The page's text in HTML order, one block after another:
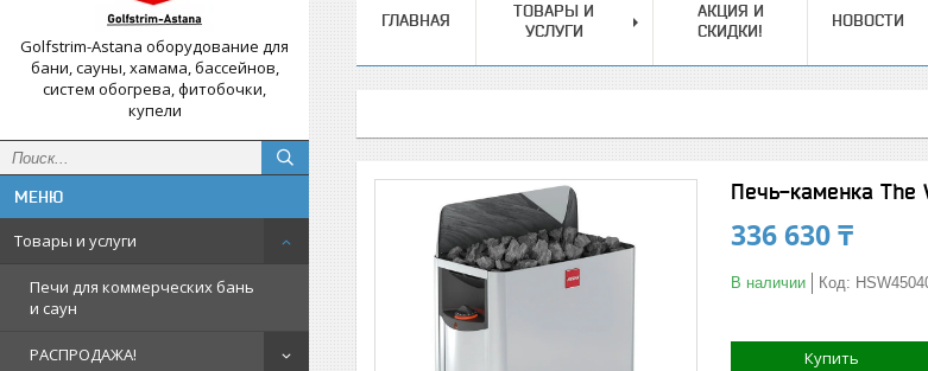
Golfstrim-Astana оборудование для
бани, сауны, хамама, бассейнов,
систем обогрева, фитобочки,
купели
Товары и услуги
Печи для коммерческих бань
и саун
РАСПРОДАЖА!
ГЛАВНАЯ
ТОВАРЫ И
УСЛУГИ
АКЦИЯ И
СКИДКИ!
НОВОСТИ
Печь-каменка The
336 630 ₸
В наличии Код:
Купить